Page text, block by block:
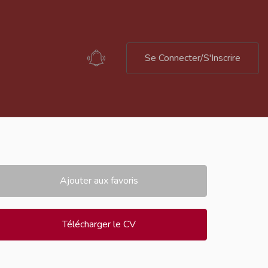
Se Connecter/S'Inscrire
Ajouter aux favoris
Télécharger le CV